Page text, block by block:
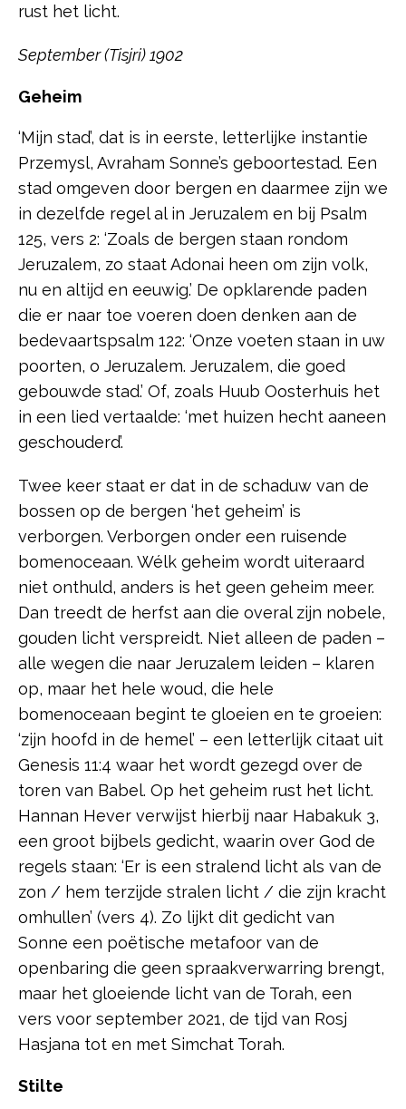
rust het licht.
September (Tisjri) 1902
Geheim
‘Mijn stad’, dat is in eerste, letterlijke instantie
Przemysl, Avraham Sonne’s geboortestad. Een
stad omgeven door bergen en daarmee zijn we
in dezelfde regel al in Jeruzalem en bij Psalm
125, vers 2: ‘Zoals de bergen staan rondom
Jeruzalem, zo staat Adonai heen om zijn volk,
nu en altijd en eeuwig.’ De opklarende paden
die er naar toe voeren doen denken aan de
bedevaartspsalm 122: ‘Onze voeten staan in uw
poorten, o Jeruzalem. Jeruzalem, die goed
gebouwde stad.’ Of, zoals Huub Oosterhuis het
in een lied vertaalde: ‘met huizen hecht aaneen
geschouderd’.
Twee keer staat er dat in de schaduw van de
bossen op de bergen ‘het geheim’ is
verborgen. Verborgen onder een ruisende
bomenoceaan. Wélk geheim wordt uiteraard
niet onthuld, anders is het geen geheim meer.
Dan treedt de herfst aan die overal zijn nobele,
gouden licht verspreidt. Niet alleen de paden –
alle wegen die naar Jeruzalem leiden – klaren
op, maar het hele woud, die hele
bomenoceaan begint te gloeien en te groeien:
‘zijn hoofd in de hemel’ – een letterlijk citaat uit
Genesis 11:4 waar het wordt gezegd over de
toren van Babel. Op het geheim rust het licht.
Hannan Hever verwijst hierbij naar Habakuk 3,
een groot bijbels gedicht, waarin over God de
regels staan: ‘Er is een stralend licht als van de
zon / hem terzijde stralen licht / die zijn kracht
omhullen’ (vers 4). Zo lijkt dit gedicht van
Sonne een poëtische metafoor van de
openbaring die geen spraakverwarring brengt,
maar het gloeiende licht van de Torah, een
vers voor september 2021, de tijd van Rosj
Hasjana tot en met Simchat Torah.
Stilte